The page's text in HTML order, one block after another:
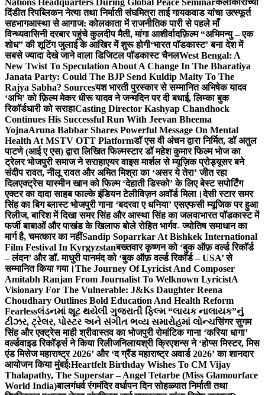
Nations Headquarters During Global Peace Seminarकलाकारांच्या
दिंडीत रिपब्लिकन नेत्या तथा निर्माती संघमित्रा ताई गायकवाड यांचा उत्स्फूर्त
सहभागआस्था से आगाज: कोलकाता में राजनीतिक पारी से पहले माँ
विन्ध्यवासिनी दरबार पहुंचे कुलदीप मैती, मांगा आशीर्वादफ़िल्म “अभिमन्यु – एक
शोध” की शूटिंग जुलाई के आखिर में शुरू होगी‘भारत पॉडकास्ट’ बना देश में
सबसे ज्यादा देखे जाने वाला डिजिटल पॉडकास्ट चैनलWest Bengal: A
New Twist To Speculation About A Change In The Bharatiya
Janata Party: Could The BJP Send Kuldip Maity To The
Rajya Sabha? Sourcesयश भारती पुरस्कार से सम्मानित अभिषेक यादव
‘अभि’ को फ़िल्म मेकर धीरू यादव ने जन्मदिन पर दी बधाई, लिम्का बुक
रिकॉर्डधारी को सराहाCasting Director Kashyap Chandhock
Continues His Successful Run With Jeevan Bheema
YojnaAruna Babbar Shares Powerful Message On Mental
Health At MSTV OTT Platformडॉ एस वी अंचन द्वारा निर्मित, डॉ अतुल
पाटणे (आई ए एस) द्वारा लिखित फिल्मस्टार डॉ महेश कुमार फिल्म भोज का
ट्रेलर भोजपुरी समाज ने सराहाएयर वाइस मार्शल से म्यूज़िक प्रोड्यूसर बने
संदीप रावत, नीलू रावत और अमित मिश्रा का ‘असर ये तेरा’ जीत रहा
दिलएक्ट्रेस यास्मीन खान को फिल्म ‘देहाती डिस्को’ के लिए बेस्ट सपोर्टिंग
एक्टर का दादा साहब फाल्के इंडियन टेलीविज़न अवॉर्ड मिला।देसी स्टार समर
सिंह का बिग ब्लास्ट भोजपुरी गाना ‘बदरवा ए धनिया’ एसएफसी म्यूजिक पर हुआ
रिलीज, बारिश में दिखा समर सिंह और आस्था सिंह का जलवाभारत पॉडकास्ट में
फर्जी बाबाओं और पाखंड के खिलाफ बोले रोहित भार्गव- ज्योतिष समाधान का
मार्ग है, चमत्कार का नहींSandip Soparrkar At Bishkek International
Film Festival In Kyrgyzstanबख्तवार कृष्णन को ‘बुक ऑफ़ वर्ल्ड रिकॉर्ड
– लंदन’ और डॉ. माधुरी पानमंद को ‘बुक ऑफ़ वर्ल्ड रिकॉर्ड – USA’ से
सम्मानित किया गया।The Journey Of Lyricist And Composer
Amitabh Ranjan From Journalist To Welknown LyricistA
Visionary For The Vulnerable: J&Ks Daughter Reena
Choudhary Outlines Bold Education And Health Reform
Fearlessલંડનમાં શૂટ થયેલી ગુજરાતી ફિલ્મ “લાયક નાલાયક”નું
ટીઝર, ટ્રેલર, પોસ્ટર અને સંગીત ભવ્ય સમારોહમાં લોન્ચसिंगर सुगम
सिंह और एक्ट्रेस माही श्रीवास्तव का भोजपुरी रोमांटिक गाना ‘करिया धागा’
वर्ल्डवाइड रिकॉर्ड्स ने किया रिलीजनिलायश्री क्रिएशन्स ने ‘होप्स मिस्टर, मिस
एंड मिसेज महाराष्ट्र 2026’ और ‘द ग्रैंड महाराष्ट्र अवार्ड 2026’ का शानदार
आयोजन किया मुंबई:Heartfelt Birthday Wishes To CM Vijay
Thalapathy, The Superstar – Angel Tetarbe (Miss Glamourface
World India)बालगंधर्व रंगमंदिर वर्धापन दिन सोहळ्यात निर्माती तथा